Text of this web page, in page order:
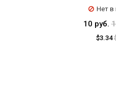
Нет в
10 руб.
$3.34